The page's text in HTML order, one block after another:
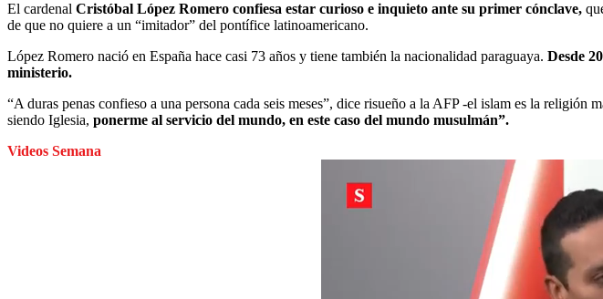
El cardenal Cristóbal López Romero confiesa estar curioso e inquieto ante su primer cónclave,
de que no quiere a un “imitador” del pontífice latinoamericano.
López Romero nació en España hace casi 73 años y tiene también la nacionalidad paraguaya. Desde
ministerio.
“A duras penas confieso a una persona cada seis meses”, dice risueño a la AFP -el islam es la
siendo Iglesia, ponerme al servicio del mundo, en este caso del mundo musulmán”.
Videos Semana